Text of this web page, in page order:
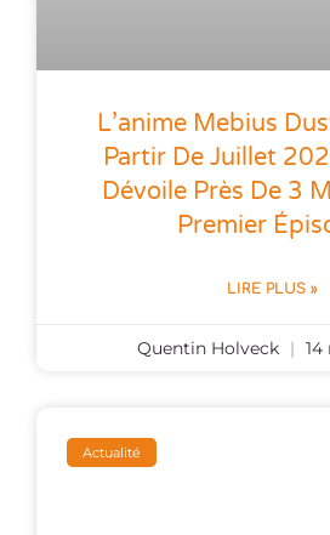
L’anime Mebius
Partir De Juillet
Dévoile Près De 3
Premier
LIRE PLUS »
Quentin Holveck 14
Actualité